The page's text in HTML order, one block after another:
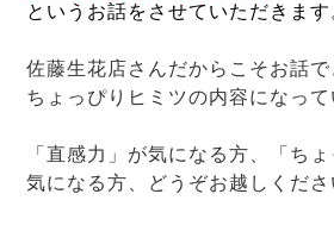
というお話をさせていただきます
佐藤生花店さんだからこそお話で
ちょっぴりヒミツの内容になって
「直感力」が気になる方、「ち
気になる方、どうぞお越しくださ